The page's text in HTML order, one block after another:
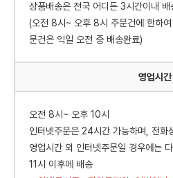
상품배송은 전국 어디든 3시간이내 배
(오전 8시~ 오후 8시 주문건에 한하
문건은 익일 오전 중 배송완료)
영업시간
오전 8시~ 오후 10시
인터넷주문은 24시간 가능하며, 전화
영업시간 외 인터넷주문일 경우에는
11시 이후에 배송